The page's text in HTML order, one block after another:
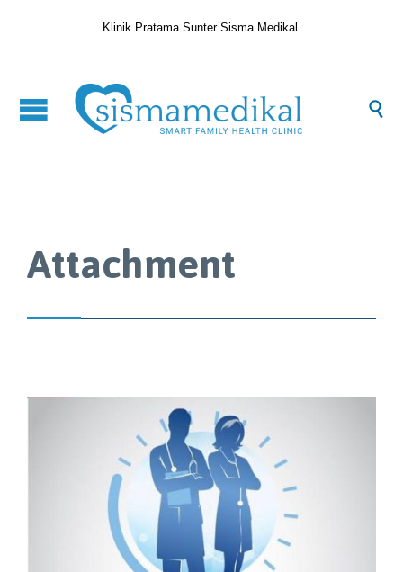
Klinik Pratama Sunter Sisma Medikal

Attachment